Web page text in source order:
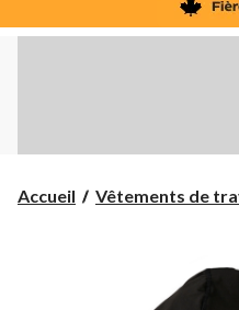
Accueil Vêtements de